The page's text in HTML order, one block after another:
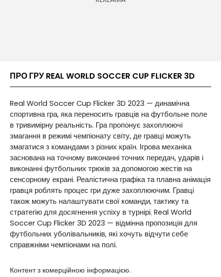
ПРО ГРУ REAL WORLD SOCCER CUP FLICKER 3D
Real World Soccer Cup Flicker 3D 2023 — динамічна
спортивна гра, яка переносить гравців на футбольне поле
в тривимірну реальність. Гра пропонує захоплюючі
змагання в режимі чемпіонату світу, де гравці можуть
змагатися з командами з різних країн. Ігрова механіка
заснована на точному виконанні точних передач, ударів і
виконанні футбольних трюків за допомогою жестів на
сенсорному екрані. Реалістична графіка та плавна анімація
гравця роблять процес гри дуже захоплюючим. Гравці
також можуть налаштувати свої команди, тактику та
стратегію для досягнення успіху в турнірі. Real World
Soccer Cup Flicker 3D 2023 — відмінна пропозиція для
футбольних уболівальників, які хочуть відчути себе
справжніми чемпіонами на полі.
Контент з комерційною інформацією.